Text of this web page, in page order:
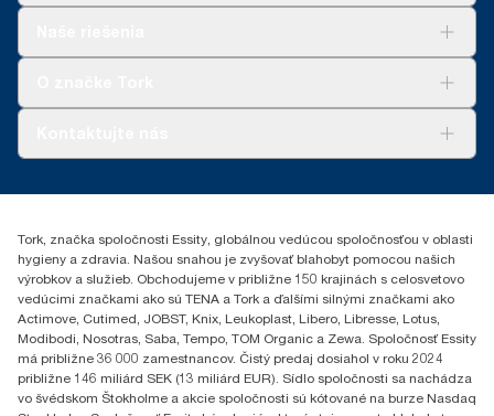
Essity Slovakia s.r.o.
049 12 Gemerská Hôrka
Tork, značka spoločnosti Essity, globálnou vedúcou spoločnosťou v oblasti
hygieny a zdravia. Našou snahou je zvyšovať blahobyt pomocou našich
výrobkov a služieb. Obchodujeme v približne 150 krajinách s celosvetovo
vedúcimi značkami ako sú TENA a Tork a ďalšími silnými značkami ako
Actimove, Cutimed, JOBST, Knix, Leukoplast, Libero, Libresse, Lotus,
Modibodi, Nosotras, Saba, Tempo, TOM Organic a Zewa. Spoločnosť Essity
má približne 36 000 zamestnancov. Čistý predaj dosiahol v roku 2024
približne 146 miliárd SEK (13 miliárd EUR). Sídlo spoločnosti sa nachádza
vo švédskom Štokholme a akcie spoločnosti sú kótované na burze Nasdaq